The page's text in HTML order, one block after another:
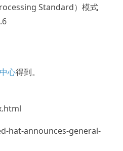
Standard）模式
心得到。
hat-announces-general-